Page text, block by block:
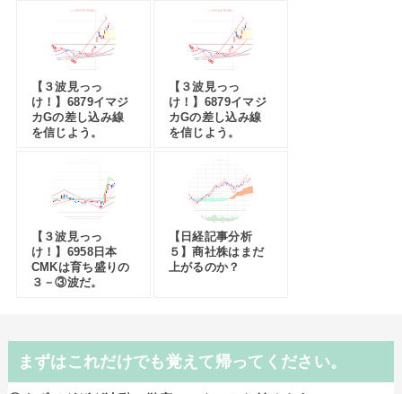
【３波見っっ
け！】6879イマジ
カGの差し込み線
を信じよう。
【３波見っっ
け！】6879イマジ
カGの差し込み線
を信じよう。
【３波見っっ
け！】6958日本
CMKは育ち盛りの
３－③波だ。
【日経記事分析
５】商社株はまだ
上がるのか？
まずはこれだけでも覚えて帰ってください。